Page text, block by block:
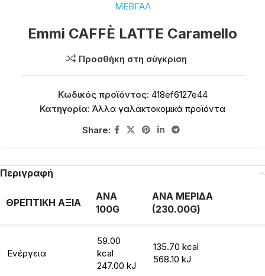
ΜΕΒΓΑΛ
Emmi CAFFÈ LATTE Caramello
Προσθήκη στη σύγκριση
Κωδικός προϊόντος: 418ef6127e44
Κατηγορία: Άλλα γαλακτοκομικά προϊόντα
Share:
Περιγραφή
ΘΡΕΠΤΙΚΗ ΑΞΙΑ
ΑΝΑ
100G
ΑΝΑ ΜΕΡΙΔΑ
(230.00G)
Ενέργεια
59.00
kcal
247.00 kJ
135.70 kcal
568.10 kJ